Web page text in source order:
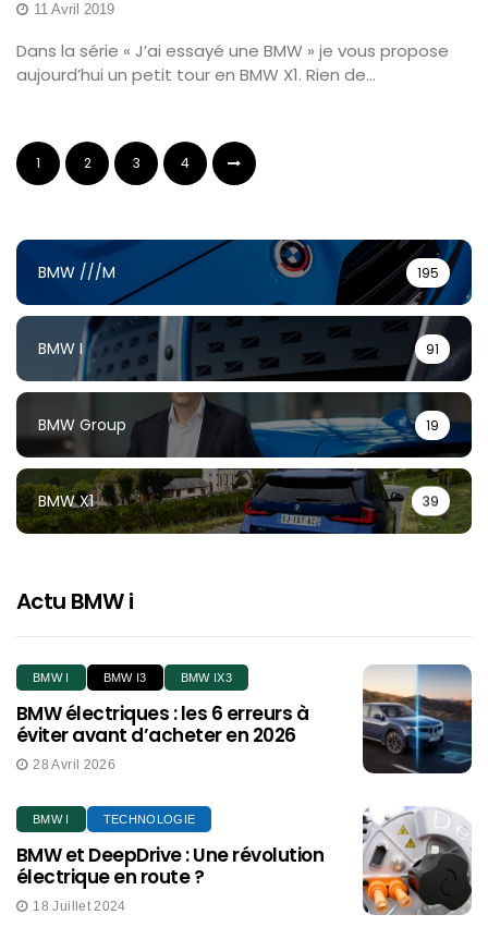
11 Avril 2019
Dans la série « J’ai essayé une BMW » je vous propose
aujourd’hui un petit tour en BMW X1. Rien de...
1 2 3 4
BMW ///M 195
BMW I 91
BMW Group 19
BMW X1 39
Actu BMW i
BMW I BMW I3 BMW IX3
BMW électriques : les 6 erreurs à
éviter avant d’acheter en 2026
28 Avril 2026
BMW I TECHNOLOGIE
BMW et DeepDrive : Une révolution
électrique en route ?
18 Juillet 2024